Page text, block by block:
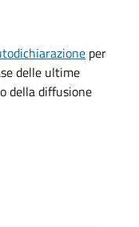
per
delle ultime
della diffusione